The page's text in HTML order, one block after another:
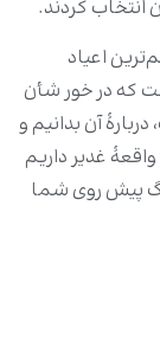
انتخاب کردند.
اعیاد
که در خور شأن
آن بدانیم و
غدیر داریم
پیش روی شما